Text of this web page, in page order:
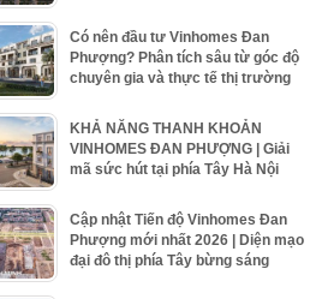
Có nên đầu tư Vinhomes Đan
Phượng? Phân tích sâu từ góc độ
chuyên gia và thực tế thị trường
KHẢ NĂNG THANH KHOẢN
VINHOMES ĐAN PHƯỢNG | Giải
mã sức hút tại phía Tây Hà Nội
Cập nhật Tiến độ Vinhomes Đan
Phượng mới nhất 2026 | Diện mạo
đại đô thị phía Tây bừng sáng